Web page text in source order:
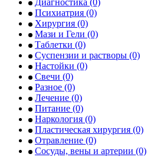
Диагностика (0)
Психиатрия (0)
Хирургия (0)
Мази и Гели (0)
Таблетки (0)
Суспензии и растворы (0)
Настойки (0)
Свечи (0)
Разное (0)
Лечение (0)
Питание (0)
Наркология (0)
Пластическая хирургия (0)
Отравление (0)
Сосуды, вены и артерии (0)